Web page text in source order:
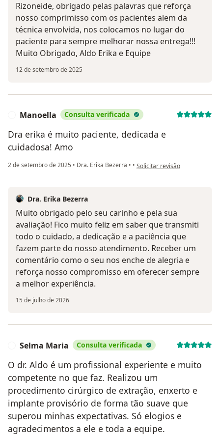
Rizoneide, obrigado pelas palavras que reforça
nosso comprimisso com os pacientes alem da
técnica envolvida, nos colocamos no lugar do
paciente para sempre melhorar nossa entrega!!!
Muito Obrigado, Aldo Erika e Equipe
12 de setembro de 2025
Manoella Consulta verificada
Dra erika é muito paciente, dedicada e
cuidadosa! Amo
2 de setembro de 2025 • Dra. Erika Bezerra • • na opinião do utilizador
Solicitar revisão
Dra. Erika Bezerra
Muito obrigado pelo seu carinho e pela sua
avaliação! Fico muito feliz em saber que transmiti
todo o cuidado, a dedicação e a paciência que
fazem parte do nosso atendimento. Receber um
comentário como o seu nos enche de alegria e
reforça nosso compromisso em oferecer sempre
a melhor experiência.
15 de julho de 2026
Selma Maria Consulta verificada
O dr. Aldo é um profissional experiente e muito
competente no que faz. Realizou um
procedimento cirúrgico de extração, enxerto e
implante provisório de forma tão suave que
superou minhas expectativas. Só elogios e
agradecimentos a ele e toda a equipe.